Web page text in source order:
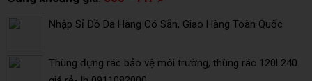
Nhập Sỉ Đồ Da Hàng Có Sẵn, Giao Hàng Toàn Quốc
Thùng đựng rác bảo vệ môi trường, thùng rác 120l 240